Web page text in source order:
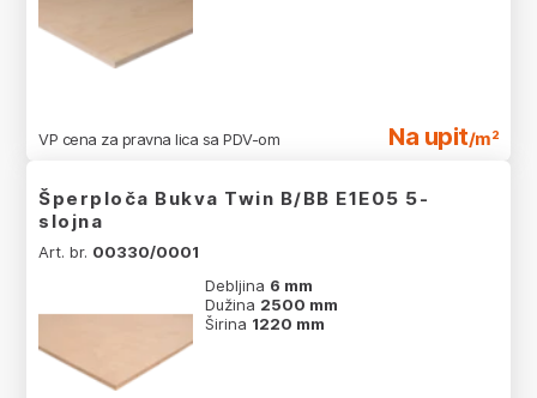
VP cena za pravna lica sa PDV-om Na upit/m²
Šperploča Bukva Twin B/BB E1E05 5-
slojna
Art. br. 00330/0001
Debljina 6 mm
Dužina 2500 mm
Širina 1220 mm